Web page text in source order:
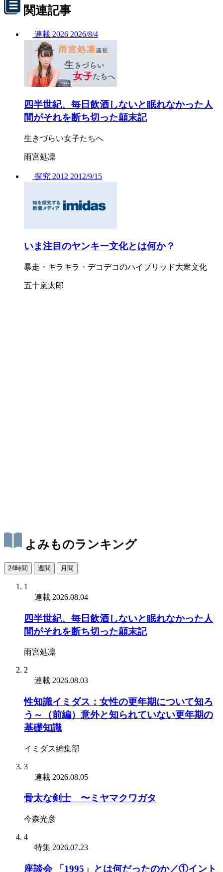
関連記事
連載 2026 2026/8/4
四半世紀、毎日飲酒しないと眠れなかった人
間がそれを断ち切った顛末記
生きづらい女子たちへ
雨宮処凛
探究 2012 2012/9/15
いま注目のヤンキー文化とは何か？
暴走・キラキラ・デコデコのハイブリッド大衆文化
五十嵐太郎
よみものランキング
24時間 週間 月間
1
連載 2026.08.04
四半世紀、毎日飲酒しないと眠れなかった人
間がそれを断ち切った顛末記
雨宮処凛
2
連載 2026.08.03
性知識イミダス：女性の更年期について知ろ
う～（前編）意外と知られていない更年期の
基礎知識
イミダス編集部
3
連載 2026.08.05
骨太な剣士 〜ミヤマクワガタ
今森光彦
4
特集 2026.07.23
座談会 「1995」とは何だったのか／①イント